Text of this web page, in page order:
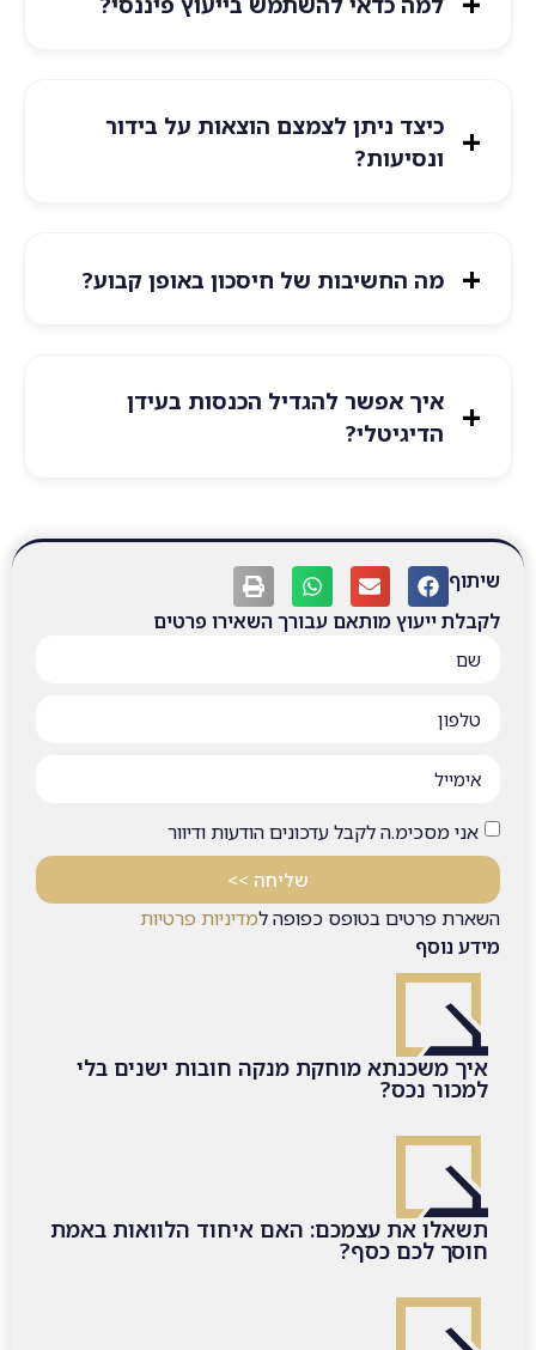
שיתוף
לקבלת ייעוץ מותאם עבורך השאירו פרטים
אני מסכימ.ה לקבל עדכונים הודעות ודיוור
שליחה >>
השארת פרטים בטופס כפופה למדיניות פרטיות
מידע נוסף
איך משכנתא מוחקת מנקה חובות ישנים בלי
למכור נכס?
תשאלו את עצמכם: האם איחוד הלוואות באמת
חוסך לכם כסף?
כיצד ניתן לצמצם הוצאות על בידור
ונסיעות?
מה החשיבות של חיסכון באופן קבוע?
איך אפשר להגדיל הכנסות בעידן
הדיגיטלי?